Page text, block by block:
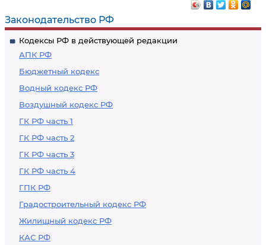
Законодательство РФ
Кодексы РФ в действующей редакции
АПК РФ
Бюджетный кодекс
Водный кодекс РФ
Воздушный кодекс РФ
ГК РФ часть 1
ГК РФ часть 2
ГК РФ часть 3
ГК РФ часть 4
ГПК РФ
Градостроительный кодекс РФ
Жилищный кодекс РФ
КАС РФ